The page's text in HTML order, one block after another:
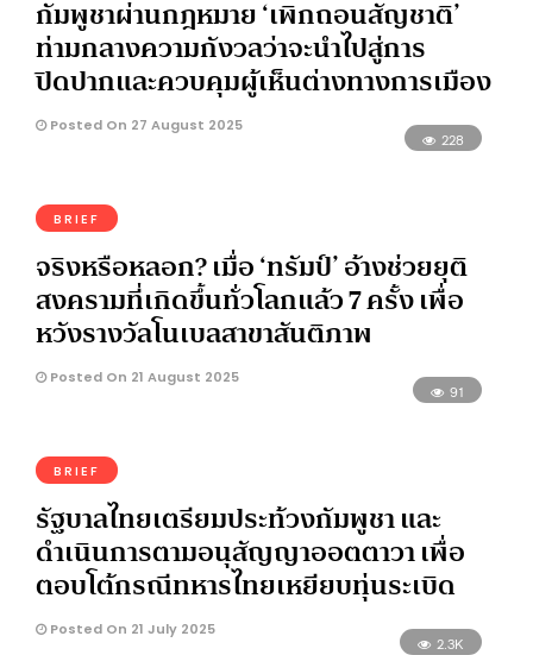
กัมพูชาผ่านกฎหมาย ‘เพิกถอนสัญชาติ’
ท่ามกลางความกังวลว่าจะนำไปสู่การ
ปิดปากและควบคุมผู้เห็นต่างทางการเมือง
Posted On 27 August 2025
228
BRIEF
จริงหรือหลอก? เมื่อ ‘ทรัมป์’ อ้างช่วยยุติ
สงครามที่เกิดขึ้นทั่วโลกแล้ว 7 ครั้ง เพื่อ
หวังรางวัลโนเบลสาขาสันติภาพ
Posted On 21 August 2025
91
BRIEF
รัฐบาลไทยเตรียมประท้วงกัมพูชา และ
ดำเนินการตามอนุสัญญาออตตาวา เพื่อ
ตอบโต้กรณีทหารไทยเหยียบทุ่นระเบิด
Posted On 21 July 2025
2.3K